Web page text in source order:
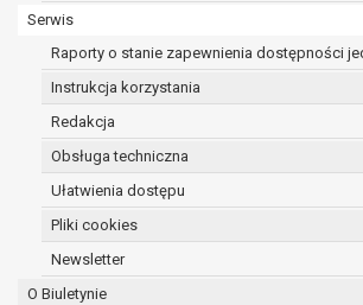
Serwis
Raporty o stanie zapewnienia dostępności
Instrukcja korzystania
Redakcja
Obsługa techniczna
Ułatwienia dostępu
Pliki cookies
Newsletter
O Biuletynie
ustalenia, obrony lub
roszczeń,
sprzeciw wobec
danych - do czasu
prawnie uzasadnione
prawo do przenoszenia